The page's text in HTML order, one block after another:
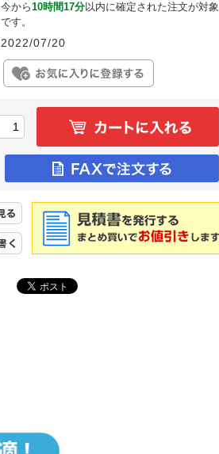
今から10時間17分以内に確定された注文が対象
です。
2022/07/20